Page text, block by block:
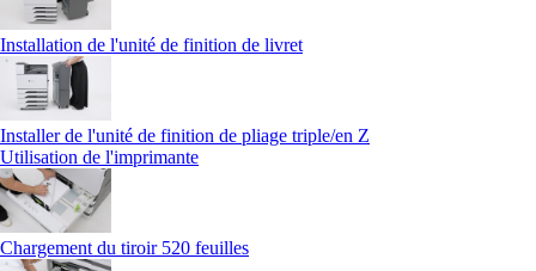
Installation de l'unité de finition de livret
Installer de l'unité de finition de pliage triple/en Z
Utilisation de l'imprimante
Chargement du tiroir 520 feuilles